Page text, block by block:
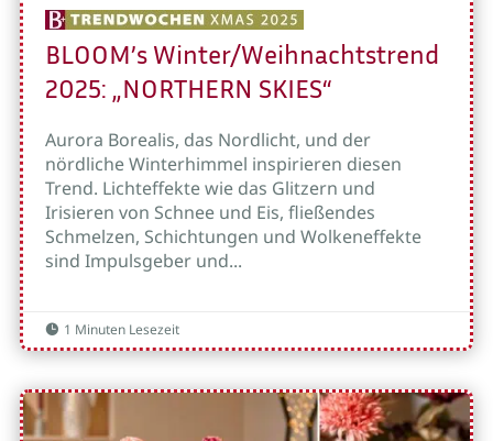
BLOOM’s Winter/Weihnachtstrend
2025: „NORTHERN SKIES“
Aurora Borealis, das Nordlicht, und der
nördliche Winterhimmel inspirieren diesen
Trend. Lichteffekte wie das Glitzern und
Irisieren von Schnee und Eis, fließendes
Schmelzen, Schichtungen und Wolkeneffekte
sind Impulsgeber und...
 1 Minuten Lesezeit